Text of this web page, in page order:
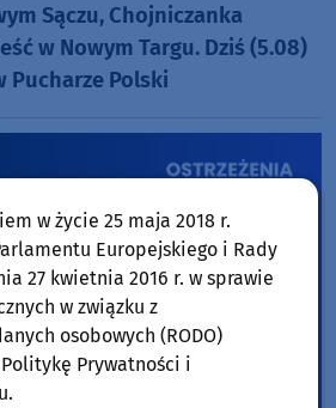
Sączu, Chojniczanka
w Nowym Targu. Dziś (5.08)
Pucharze Polski
w życie 25 maja 2018 r.
Europejskiego i Rady
27 kwietnia 2016 r. w sprawie
w związku z
osobowych (RODO)
Prywatności i